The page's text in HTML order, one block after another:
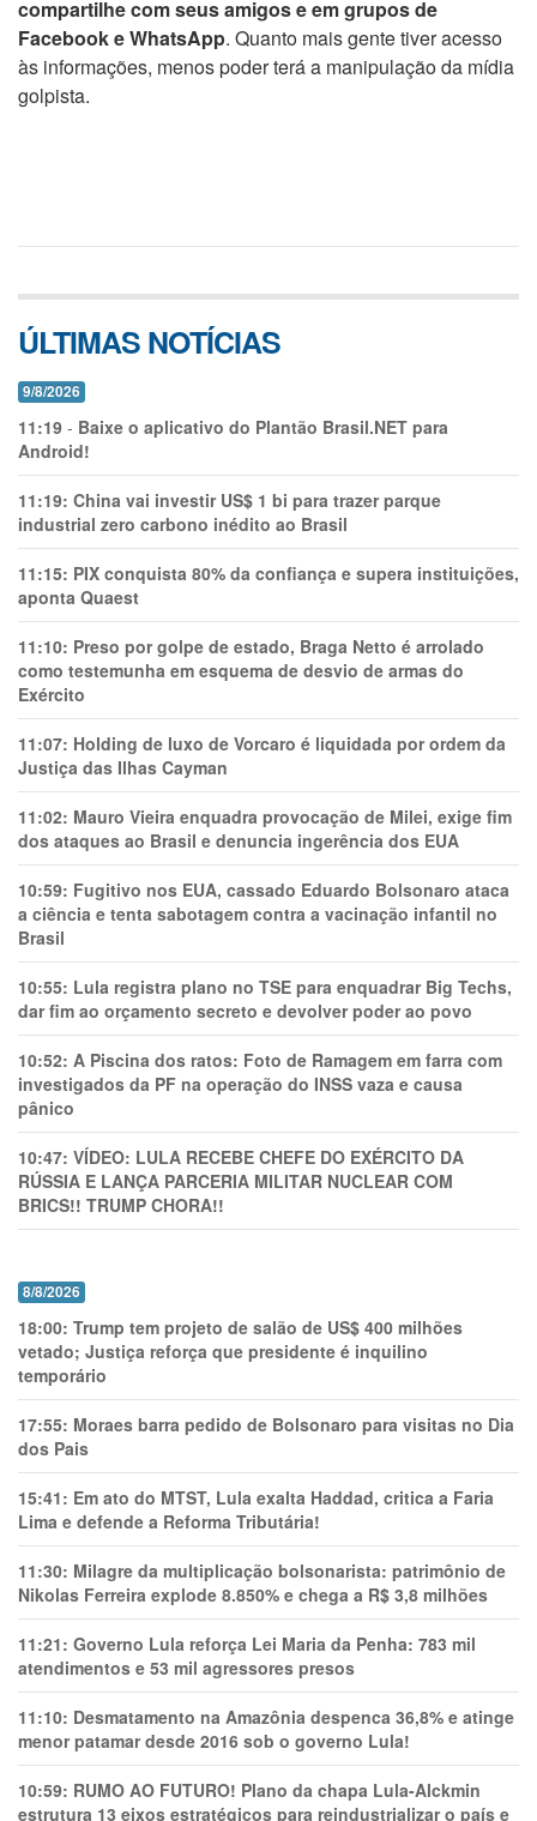
compartilhe com seus amigos e em grupos de
Facebook e WhatsApp. Quanto mais gente tiver acesso
às informações, menos poder terá a manipulação da mídia
golpista.
ÚLTIMAS NOTÍCIAS
9/8/2026
11:19 - Baixe o aplicativo do Plantão Brasil.NET para
Android!
11:19: China vai investir US$ 1 bi para trazer parque
industrial zero carbono inédito ao Brasil
11:15: PIX conquista 80% da confiança e supera instituições,
aponta Quaest
11:10: Preso por golpe de estado, Braga Netto é arrolado
como testemunha em esquema de desvio de armas do
Exército
11:07: Holding de luxo de Vorcaro é liquidada por ordem da
Justiça das Ilhas Cayman
11:02: Mauro Vieira enquadra provocação de Milei, exige fim
dos ataques ao Brasil e denuncia ingerência dos EUA
10:59: Fugitivo nos EUA, cassado Eduardo Bolsonaro ataca
a ciência e tenta sabotagem contra a vacinação infantil no
Brasil
10:55: Lula registra plano no TSE para enquadrar Big Techs,
dar fim ao orçamento secreto e devolver poder ao povo
10:52: A Piscina dos ratos: Foto de Ramagem em farra com
investigados da PF na operação do INSS vaza e causa
pânico
10:47: VÍDEO: LULA RECEBE CHEFE DO EXÉRCITO DA
RÚSSIA E LANÇA PARCERIA MILITAR NUCLEAR COM
BRICS!! TRUMP CHORA!!
8/8/2026
18:00: Trump tem projeto de salão de US$ 400 milhões
vetado; Justiça reforça que presidente é inquilino
temporário
17:55: Moraes barra pedido de Bolsonaro para visitas no Dia
dos Pais
15:41: Em ato do MTST, Lula exalta Haddad, critica a Faria
Lima e defende a Reforma Tributária!
11:30: Milagre da multiplicação bolsonarista: patrimônio de
Nikolas Ferreira explode 8.850% e chega a R$ 3,8 milhões
11:21: Governo Lula reforça Lei Maria da Penha: 783 mil
atendimentos e 53 mil agressores presos
11:10: Desmatamento na Amazônia despenca 36,8% e atinge
menor patamar desde 2016 sob o governo Lula!
10:59: RUMO AO FUTURO! Plano da chapa Lula-Alckmin
estrutura 13 eixos estratégicos para reindustrializar o país e